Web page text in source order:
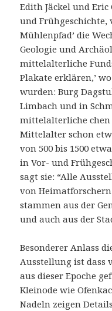
Edith Jäckel und
und Frühgeschichte,
Mühlenpfad’ die
Geologie und
mittelalterliche
Plakate erklären,’
wurden: Burg
Limbach und in
mittelalterliche chen
Mittelalter schon
von 500 bis 1500
in Vor- und
sagt sie: “Alle
von
stammen aus der
und auch aus der
Besonderer Anlass
Ausstellung ist dass
aus dieser Epoche
Kleinode wie
Nadeln zeigen